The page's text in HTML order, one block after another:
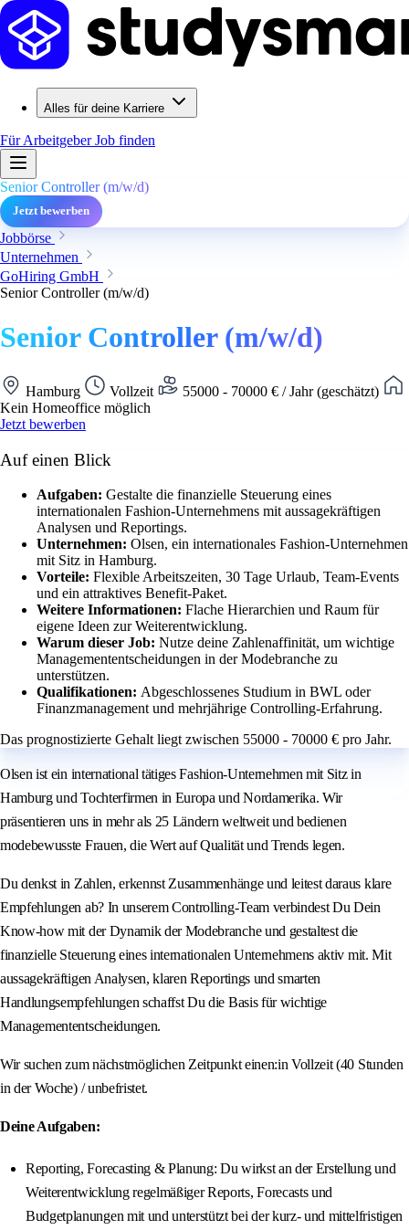
Alles für deine Karriere
Für ArbeitgeberJob finden
Senior Controller (m/w/d)
Jetzt bewerben
Jobbörse
Unternehmen
GoHiring GmbH
Senior Controller (m/w/d)
Senior Controller (m/w/d)
Hamburg Vollzeit
55000 - 70000 € / Jahr (geschätzt)
Kein Homeoffice möglich
Jetzt bewerben
Auf einen Blick
Aufgaben: Gestalte die finanzielle Steuerung eines
internationalen Fashion-Unternehmens mit aussagekräftigen
Analysen und Reportings.
Unternehmen: Olsen, ein internationales Fashion-Unternehmen
mit Sitz in Hamburg.
Vorteile: Flexible Arbeitszeiten, 30 Tage Urlaub, Team-Events
und ein attraktives Benefit-Paket.
Weitere Informationen: Flache Hierarchien und Raum für
eigene Ideen zur Weiterentwicklung.
Warum dieser Job: Nutze deine Zahlenaffinität, um wichtige
Managemententscheidungen in der Modebranche zu
unterstützen.
Qualifikationen: Abgeschlossenes Studium in BWL oder
Finanzmanagement und mehrjährige Controlling-Erfahrung.
Das prognostizierte Gehalt liegt zwischen 55000 - 70000 € pro Jahr.
Olsen ist ein international tätiges Fashion-Unternehmen mit Sitz in
Hamburg und Tochterfirmen in Europa und Nordamerika. Wir
präsentieren uns in mehr als 25 Ländern weltweit und bedienen
modebewusste Frauen, die Wert auf Qualität und Trends legen.
Du denkst in Zahlen, erkennst Zusammenhänge und leitest daraus klare
Empfehlungen ab? In unserem Controlling-Team verbindest Du Dein
Know-how mit der Dynamik der Modebranche und gestaltest die
finanzielle Steuerung eines internationalen Unternehmens aktiv mit. Mit
aussagekräftigen Analysen, klaren Reportings und smarten
Handlungsempfehlungen schaffst Du die Basis für wichtige
Managemententscheidungen.
Wir suchen zum nächstmöglichen Zeitpunkt einen:in Vollzeit (40 Stunden
in der Woche) / unbefristet.
Deine Aufgaben:
Reporting, Forecasting & Planung: Du wirkst an der Erstellung und
Weiterentwicklung regelmäßiger Reports, Forecasts und
Budgetplanungen mit und unterstützt bei der kurz- und mittelfristigen